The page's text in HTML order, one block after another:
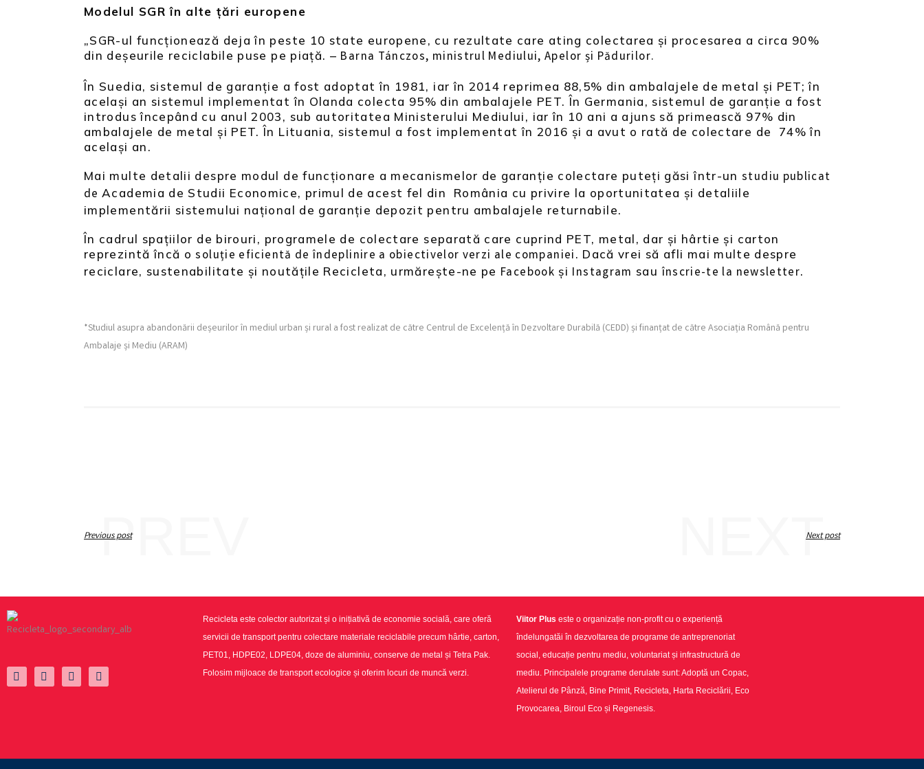
Modelul SGR în alte țări europene
„SGR-ul funcționează deja în peste 10 state europene, cu rezultate care ating colectarea și procesarea a circa 90%
din deșeurile reciclabile puse pe piață. – Barna Tánczos, ministrul Mediului, Apelor și Pădurilor.
În Suedia, sistemul de garanție a fost adoptat în 1981, iar în 2014 reprimea 88,5% din ambalajele de metal și PET; în
același an sistemul implementat în Olanda colecta 95% din ambalajele PET. În Germania, sistemul de garanție a fost
introdus începând cu anul 2003, sub autoritatea Ministerului Mediului, iar în 10 ani a ajuns să primească 97% din
ambalajele de metal și PET. În Lituania, sistemul a fost implementat în 2016 și a avut o rată de colectare de 74% în
același an.
Mai multe detalii despre modul de funcționare a mecanismelor de garanție colectare puteți găsi într-unstudiu publicat
deAcademia de Studii Economice, primul de acest fel din România cu privire la oportunitatea și detaliile
implementării sistemului național de garanție depozit pentru ambalajele returnabile.
În cadrul spațiilor de birouri, programele de colectare separată care cuprind PET, metal, dar și hârtie și carton
reprezintă încă osoluție eficientă de îndeplinire a obiectivelor verzi ale companiei. Dacă vrei să afli mai multe despre
reciclare, sustenabilitate și noutățile Recicleta, urmărește-ne pe Facebook și Instagram sauînscrie-te la newsletter.
*Studiul asupra abandonării deșeurilor în mediul urban și rural a fost realizat de către Centrul de Excelență în Dezvoltare Durabilă (CEDD) și finanțat de către Asociația Română pentru
Ambalaje și Mediu (ARAM)
PREV
Previous post NEXTNext post
Recicleta este colector autorizat și o inițiativă de economie socială, care oferă
servicii de transport pentru colectare materiale reciclabile precum hârtie, carton,
PET01, HDPE02, LDPE04, doze de aluminiu, conserve de metal și Tetra Pak.
Folosim mijloace de transport ecologice și oferim locuri de muncă verzi.
Viitor Plus este o organizație non-profit cu o experiență
îndelungatăi în dezvoltarea de programe de antreprenoriat
social, educație pentru mediu, voluntariat și infrastructură de
mediu. Principalele programe derulate sunt: Adoptă un Copac,
Atelierul de Pânză, Bine Primit, Recicleta, Harta Reciclării, Eco
Provocarea, Biroul Eco și Regenesis.